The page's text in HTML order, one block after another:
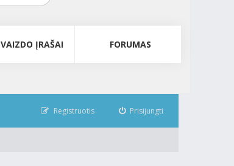
VAIZDO ĮRAŠAI FORUMAS
Prisijungti
Registruotis